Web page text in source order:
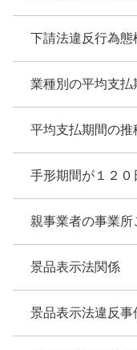
下請法違反行為
業種別の平均支
平均支払期間の推
手形期間が１２
親事業者の事業
景品表示法関係
景品表示法違反